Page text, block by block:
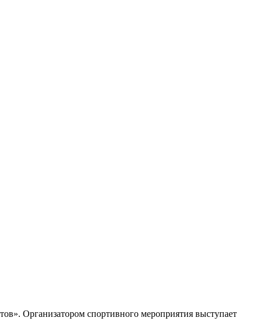
Организатором спортивного мероприятия выступает